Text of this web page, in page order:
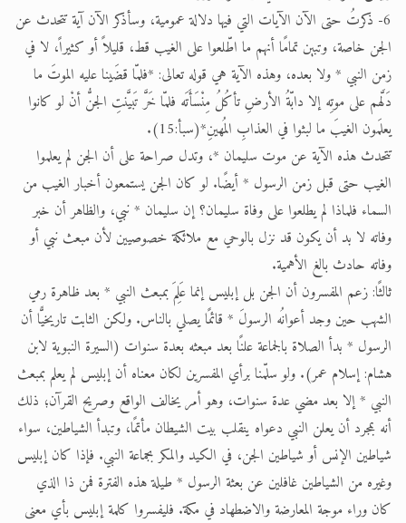
6- ذكرتُ حتى الآن الآيات التي فيها دلالة عمومية، وسأذكر الآن آية تتحدث عن
الجن خاصة، وتبين تمامًا أنهم ما اطّلعوا على الغيب قط، قليلاً أو كثيراً، لا في
زمن النبي * ولا بعده، وهذه الآية هي قوله تعالى: *فلمّا قضَينا عليه الموتَ ما
دَلَّهم على موتِه إلا دابّةُ الأرضِ تأكُلُ مِنْسَأَتَه فلمّا خَرَّ تَبيَّنتِ الجنُّ أنْ لو كانوا
يعلَمون الغيبَ ما لبثوا في العذابِ المُهينِ*(سبأ:15).
تتحدث هذه الآية عن موت سليمان *، وتدل صراحة على أن الجن لم يعلموا
الغيب حتى قبل زمن الرسول * أيضًا. لو كان الجن يستمعون أخبار الغيب من
السماء فلماذا لم يطلعوا على وفاة سليمان؟ إن سليمان * نبي، والظاهر أن خبر
وفاته لا بد أن يكون قد نزل بالوحي مع ملائكة خصوصيين لأن مبعث نبي أو
وفاته حادث بالغ الأهمية.
ثالثًا: زعم المفسرون أن الجن بل إبليس إنما عَلِمَ بمبعث النبي * بعد ظاهرة رمي
الشهب حين وجد أعوانُه الرسولَ * قائمًا يصلي بالناس. ولكن الثابت تاريخيًّا أن
الرسول * بدأ الصلاة بالجماعة علنًا بعد مبعثه بعدة سنوات (السيرة النبوية لابن
هشام: إسلام عمر). ولو سلّمنا برأي المفسرين لكان معناه أن إبليس لم يعلم بمبعث
النبي * إلا بعد مضي عدة سنوات، وهو أمر يخالف الواقع وصريح القرآن؛ ذلك
أنه بمجرد أن يعلن النبي دعواه ينقلب بيت الشيطان مأتمًا، وتبدأ الشياطين، سواء
شياطين الإنس أو شياطين الجن، في الكيد والمكر بجماعة النبي. فإذا كان إبليس
وغيره من الشياطين غافلين عن بعثة الرسول * طيلة هذه الفترة فمن ذا الذي
كان وراء موجة المعارضة والاضطهاد في مكة. فليفسروا كلمة إبليس بأي معنى